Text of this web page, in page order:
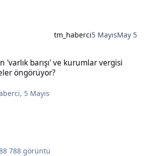
tm_haberci5 MayısMay 5
'varlık barışı' ve kurumlar vergisi
öngörüyor?
, 5 Mayıs
788 görüntü